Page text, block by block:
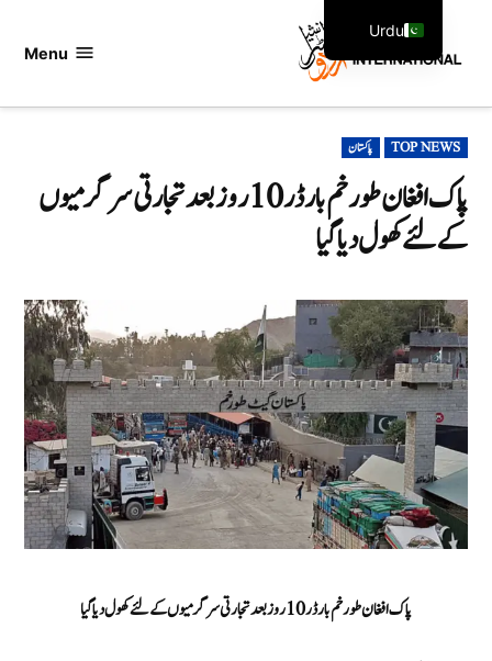
Menu
POSTED
IN
TOP NEWS پاکستان
پاک افغان طورخم بارڈر 10 روز بعد تجارتی سرگرمیوں
کے لئے کھول دیا گیا
پاک افغان طورخم بارڈر 10 روز بعد تجارتی سرگرمیوں کے لئے کھول دیا گیا
Urdu
English